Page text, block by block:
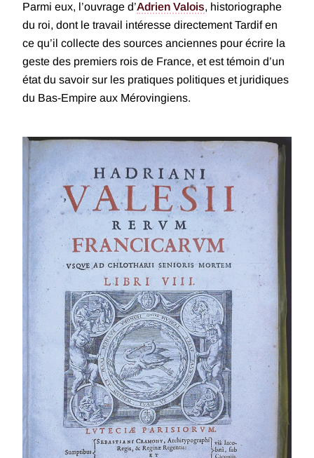
Parmi eux, l’ouvrage d’Adrien Valois, historiographe
du roi, dont le travail intéresse directement Tardif en
ce qu’il collecte des sources anciennes pour écrire la
geste des premiers rois de France, et est témoin d’un
état du savoir sur les pratiques politiques et juridiques
du Bas-Empire aux Mérovingiens.